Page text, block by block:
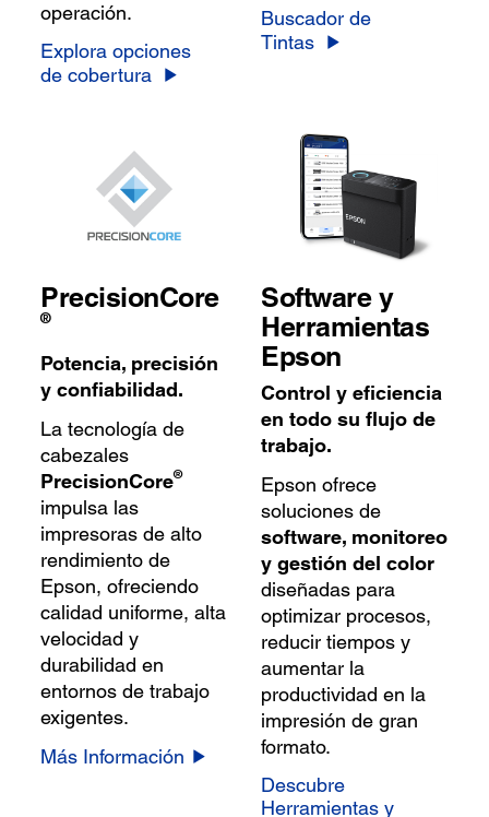
operación.
Explora opciones
de cobertura
Buscador de
Tintas
PrecisionCore
®
Potencia, precisión
y confiabilidad.
La tecnología de
cabezales
PrecisionCore®
impulsa las
impresoras de alto
rendimiento de
Epson, ofreciendo
calidad uniforme, alta
velocidad y
durabilidad en
entornos de trabajo
exigentes.
Más Información
Software y
Herramientas
Epson
Control y eficiencia
en todo su flujo de
trabajo.
Epson ofrece
soluciones de
software, monitoreo
y gestión del color
diseñadas para
optimizar procesos,
reducir tiempos y
aumentar la
productividad en la
impresión de gran
formato.
Descubre
Herramientas y